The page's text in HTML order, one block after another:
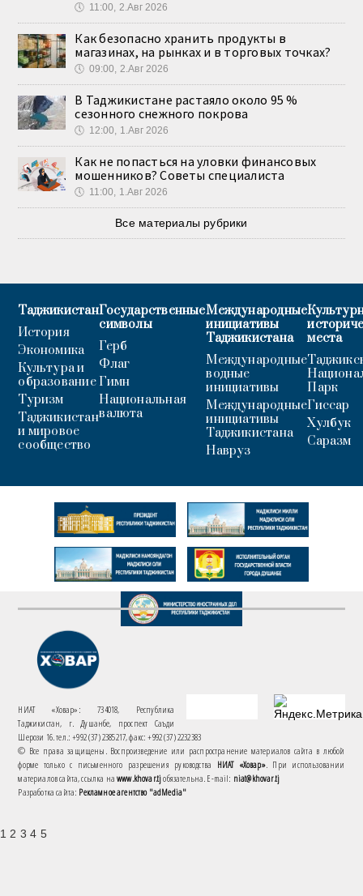
🕔 11:00, 2.Авг 2026
Как безопасно хранить продукты в
магазинах, на рынках и в торговых точках?
🕔 09:00, 2.Авг 2026
В Таджикистане растаяло около 95 %
сезонного снежного покрова
🕔 12:00, 1.Авг 2026
Как не попасться на уловки финансовых
мошенников? Советы специалиста
🕔 11:00, 1.Авг 2026
Все материалы рубрики
Таджикистан
История
Экономика
Культура и
образование
Туризм
Таджикистан
и мировое
сообщество
Государственные
символы
Герб
Флаг
Гимн
Национальная
валюта
Международные
инициативы
Таджикистана
Международные
водные
инициативы
Международные
инициативы
Таджикистана
Навруз
места
Парк
Гиссар
Хулбук
Саразм
НИАТ «Ховар»: 734018, Республика
Таджикистан, г. Душанбе, проспект Саъди
Шерози 16. тел.: +992 (37) 2385217, факс: +992 (37) 2232383
© Все права защищены. Воспроизведение или распространение материалов сайта в любой
форме только с письменного разрешения руководства НИАТ «Ховар». При использовании
материалов сайта, ссылка наwww.khovar.tjобязательна. E-mail: niat@khovar.tj
Разработка сайта: Рекламное агентство "adMedia"
1 2 3 4 5